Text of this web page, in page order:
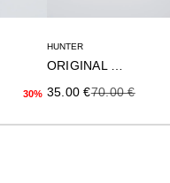
30%
HUNTER
Precio de oferta
35.00 €Precio anterior
70.00 €